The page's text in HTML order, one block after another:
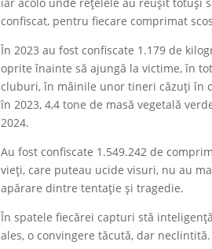
confiscat, pentru fiecare comprimat
În 2023 au fost confiscate 1.179 de
oprite înainte să ajungă la victime, în
cluburi, în mâinile unor tineri căzuți în
în 2023, 4,4 tone de masă vegetală
2024.
Au fost confiscate 1.549.242 de
vieți, care puteau ucide visuri, nu au
apărare dintre tentație și tragedie.
În spatele fiecărei capturi stă
ales, o convingere tăcută, dar